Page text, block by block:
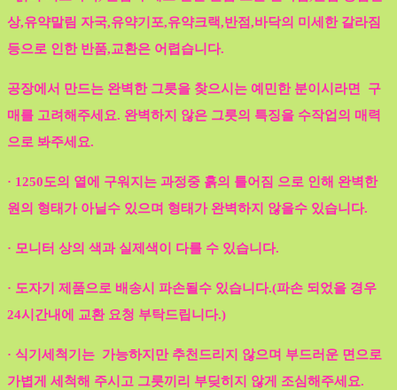
상,유약말림 자국,유약기포,유약크랙,반점,바닥의 미세한 갈라짐
등으로 인한 반품,교환은 어렵습니다.
공장에서 만드는 완벽한 그릇을 찾으시는 예민한 분이시라면 구
매를 고려해주세요. 완벽하지 않은 그릇의 특징을 수작업의 매력
으로 봐주세요.
· 1250도의 열에 구워지는 과정중 흙의 틀어짐 으로 인해 완벽한
원의 형태가 아닐수 있으며 형태가 완벽하지 않을수 있습니다.
· 모니터 상의 색과 실제색이 다를 수 있습니다.
· 도자기 제품으로 배송시 파손될수 있습니다.(파손 되었을 경우
24시간내에 교환 요청 부탁드립니다.)
· 식기세척기는 가능하지만 추천드리지 않으며 부드러운 면으로
가볍게 세척해 주시고 그릇끼리 부딪히지 않게 조심해주세요.